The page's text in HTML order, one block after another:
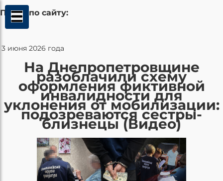
Поиск по сайту:
3 июня 2026 года
На Днепропетровщине
разоблачили схему
оформления фиктивной
инвалидности для
уклонения от мобилизации:
подозреваются сестры-
близнецы (Видео)